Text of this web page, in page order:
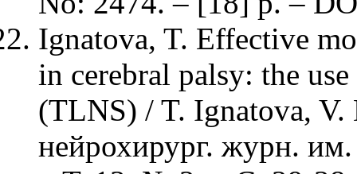
Ignatova, T. Effective
in cerebral palsy: the
(TLNS) / T. Ignatova,
нейрохирург. журн.